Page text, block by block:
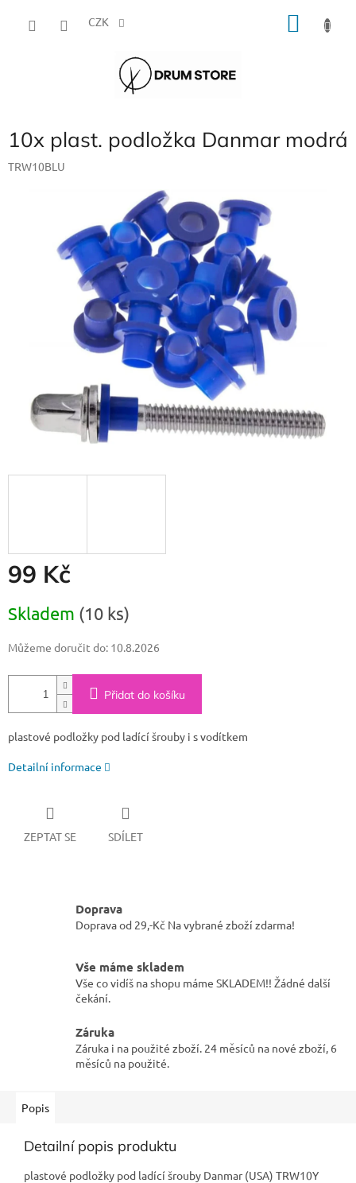
CZK
10x plast. podložka Danmar modrá
TRW10BLU
99 Kč
cena:
Skladem (10 ks)
Můžeme doručit do: 10.8.2026
Přidat do košíku
plastové podložky pod ladící šrouby i s vodítkem
Detailní informace
ZEPTAT SE SDÍLET
Doprava
Doprava od 29,-Kč Na vybrané zboží zdarma!
Vše máme skladem
Vše co vidíš na shopu máme SKLADEM!! Žádné další
čekání.
Záruka
Záruka i na použité zboží. 24 měsíců na nové zboží, 6
měsíců na použité.
Popis
Detailní popis produktu
plastové podložky pod ladící šrouby Danmar (USA) TRW10Y